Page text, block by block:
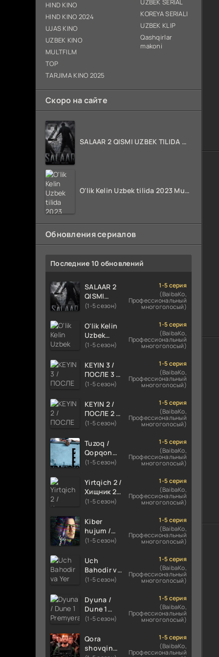
HIND KINO
HIND KINO 2024
UJAS KINO
UZBEK KINO
MULTFILM
TOP
TARJIMA KINO 2025
UZBEK SERIAL
KOREYA SERIALI
UZBEK KLIP
Qashqirlar
makoni
Скоро на сайте
SALAAR 2 QISMI UZBEK TILIDA HIND KINO 2024 TARJIMA 720p HD Skachat
O'lik Kelin Uzbek tilida 2023 Multfilm Tarjima kino skachat
Обновления сериалов
Последние 10 обновлений
SALAAR 2
QISMI
UZBEK
HIND KINO
2024
TARJIMA
Skachat
(1-5 сезон)
1-5 серия
(BaibaKo,
Профессиональный
многоголосый)
O'lik Kelin
Uzbek
tilida 2023
Tarjima
kino
skachat
(1-5 сезон)
1-5 серия
(BaibaKo,
Профессиональный
многоголосый)
KEYIN 3 /
ПОСЛЕ 3 /
AFTER 3
FILM
UZBEK
TILIDA
TARJIMA
FILM HD
(1-5 сезон)
1-5 серия
(BaibaKo,
Профессиональный
многоголосый)
KEYIN 2 /
ПОСЛЕ 2 /
AFTER 2
FILM
UZBEK
TILIDA
TARJIMA
FILM HD
(1-5 сезон)
1-5 серия
(BaibaKo,
Профессиональный
многоголосый)
Tuzoq /
Qopqon
Hind
2016 Uzbek
tilida
tarjima film
(1-5 сезон)
1-5 серия
(BaibaKo,
Профессиональный
многоголосый)
Yirtqich 2 /
Хищник 2
Xishnik
tilida 2018-
2024
O'zbekcha
kino HD
Skachat
(1-5 сезон)
1-5 серия
(BaibaKo,
Профессиональный
многоголосый)
Kiber
hujum /
Kiber
Kiber ataka
Xitoy filmi
Uzbek
O'zbekcha
(2023-
2025)
tarjima
skachat
(1-5 сезон)
1-5 серия
(BaibaKo,
Профессиональный
многоголосый)
Uch
Bahodir va
Yer markazi
tilida
Multfilm
2025
skachat
(1-5 сезон)
1-5 серия
(BaibaKo,
Профессиональный
многоголосый)
Dyuna /
Dune 1
Premyera
tilida 2021
O'zbekcha
(1-5 сезон)
1-5 серия
(BaibaKo,
Профессиональный
многоголосый)
Qora
shovqin
1-5 серия
(BaibaKo,
Профессиональный